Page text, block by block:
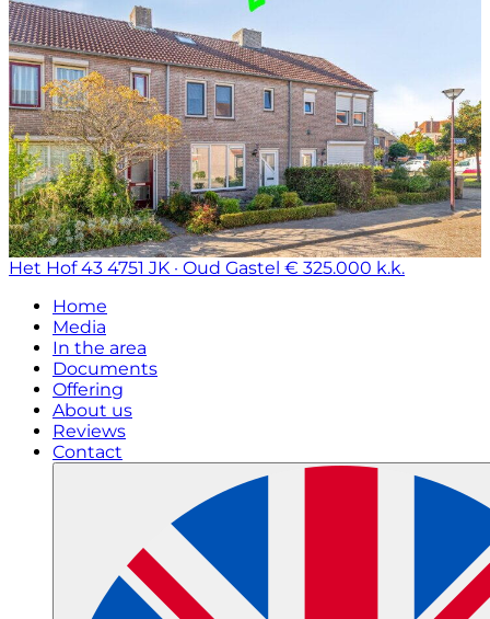
Het Hof 43 4751 JK · Oud Gastel € 325.000 k.k.
Home
Media
In the area
Documents
Offering
About us
Reviews
Contact